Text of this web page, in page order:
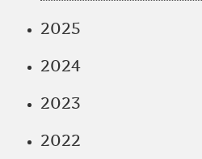
2025
2024
2023
2022